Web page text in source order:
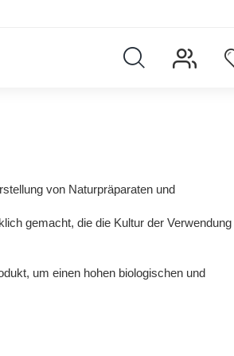
von Naturpräparaten und
gemacht, die die Kultur der
um einen hohen biologischen und